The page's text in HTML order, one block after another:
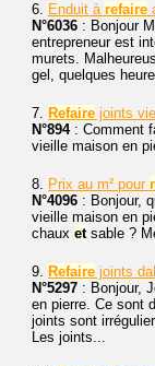
6. Enduit à refaire
N°6036 : Bonjour
entrepreneur est
murets.
gel, quelques
7. Refaire joints
N°894: Comment
vieille maison en
8. Prix au m² pour
N°4096 : Bonjour,
vieille maison en
chaux etsable ?
9. Refaire joints
N°5297 : Bonjour,
en pierre. Ce sont
joints sont
Les joints...